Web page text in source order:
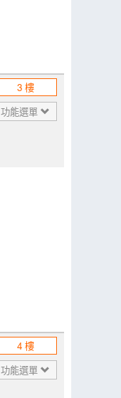
3 樓
功能選單
4 樓
功能選單